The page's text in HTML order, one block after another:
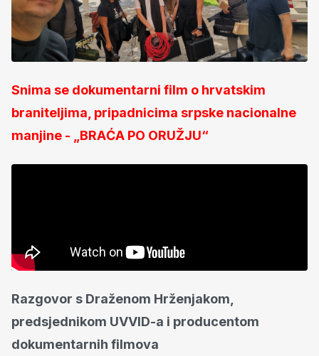
Snima se dokumentarni film o hrvatskim
braniteljima, pripadnicima srpske nacionalne
manjine - „BRAĆA PO ORUŽJU“
Razgovor s Draženom Hrženjakom,
predsjednikom UVVID-a i producentom
dokumentarnih filmova